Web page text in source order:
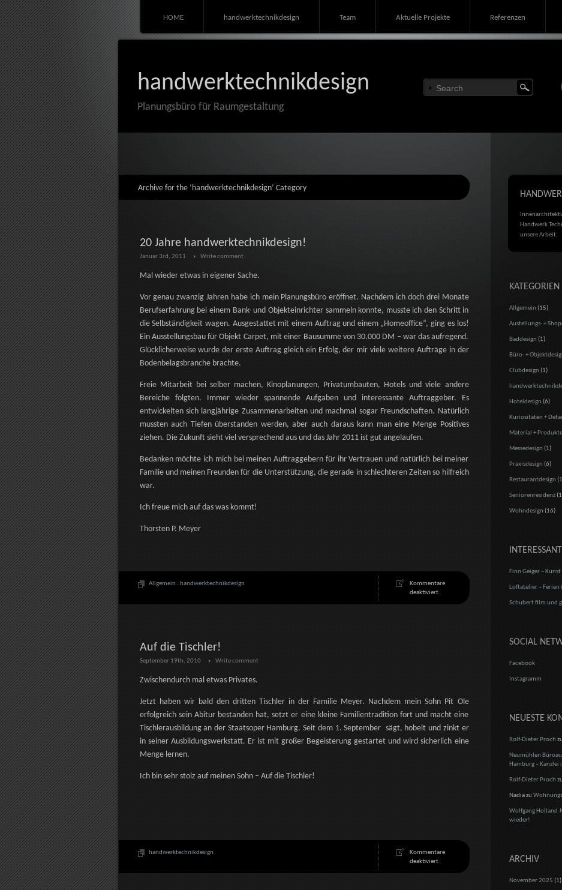
HOME handwerktechnikdesign Team Aktuelle Projekte Referenzen
handwerktechnikdesign
Planungsbüro für Raumgestaltung
Archive for the ‘handwerktechnikdesign’ Category
20 Jahre handwerktechnikdesign!
Januar 3rd, 2011 Write comment
Mal wieder etwas in eigener Sache.
Vor genau zwanzig Jahren habe ich mein Planungsbüro eröffnet. Nachdem ich doch drei Monate
Berufserfahrung bei einem Bank- und Objekteinrichter sammeln konnte, musste ich den Schritt in
die Selbständigkeit wagen. Ausgestattet mit einem Auftrag und einem „Homeoffice“, ging es los!
Ein Ausstellungsbau für Objekt Carpet, mit einer Bausumme von 30.000 DM – war das aufregend.
Glücklicherweise wurde der erste Auftrag gleich ein Erfolg, der mir viele weitere Aufträge in der
Bodenbelagsbranche brachte.
Freie Mitarbeit bei selber machen, Kinoplanungen, Privatumbauten, Hotels und viele andere
Bereiche folgten. Immer wieder spannende Aufgaben und interessante Auftraggeber. Es
entwickelten sich langjährige Zusammenarbeiten und machmal sogar Freundschaften. Natürlich
mussten auch Tiefen überstanden werden, aber auch daraus kann man eine Menge Positives
ziehen. Die Zukunft sieht viel versprechend aus und das Jahr 2011 ist gut angelaufen.
Bedanken möchte ich mich bei meinen Auftraggebern für ihr Vertrauen und natürlich bei meiner
Familie und meinen Freunden für die Unterstützung, die gerade in schlechteren Zeiten so hilfreich
war.
Ich freue mich auf das was kommt!
Thorsten P. Meyer
Allgemein . handwerktechnikdesign
Kommentare
deaktiviertfür
Auf die Tischler!
September 19th, 2010 Write comment
Zwischendurch mal etwas Privates.
Jetzt haben wir bald den dritten Tischler in der Familie Meyer. Nachdem mein Sohn Pit Ole
erfolgreich sein Abitur bestanden hat, setzt er eine kleine Familientradition fort und macht eine
Tischlerausbildung an der Staatsoper Hamburg. Seit dem 1. September sägt, hobelt und zinkt er
in seiner Ausbildungswerkstatt. Er ist mit großer Begeisterung gestartet und wird sicherlich eine
Menge lernen.
Ich bin sehr stolz auf meinen Sohn – Auf die Tischler!
handwerktechnikdesign
Kommentare
deaktiviertfür
Handwerk
unsere Arbeit.
KATEGORIEN
Allgemein (15)
Austellungs- +
Baddesign (1)
Büro- +
Clubdesign (1)
Hoteldesign (6)
Kuriositäten +
Material + Produkte
Messedesign (1)
Praxisdesign (6)
Restaurantdesign
Seniorenresidenz
Wohndesign (16)
Finn Geiger –
Loftatelier – Ferien
Schubert film und
SOCIAL
Facebook
Instagramm
NEUESTE
Rolf-Dieter Proch zu
Neumühlen
Hamburg – Kanzlei
Rolf-Dieter Proch zu
Nadiazu
Wolfgang Holland-
wieder!
ARCHIV
November 2025 (1)